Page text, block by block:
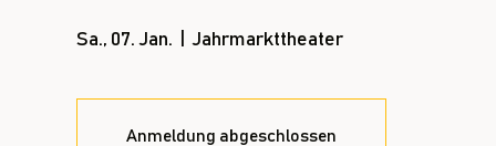
Sa., 07. Jan. Jahrmarkttheater
Anmeldung abgeschlossen